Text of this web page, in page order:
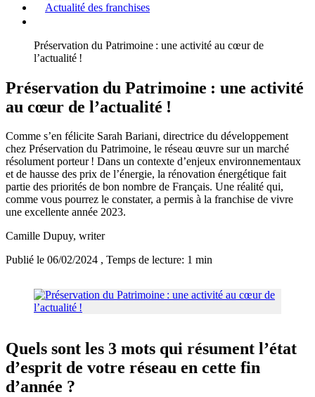
Actualité des franchises
Préservation du Patrimoine : une activité au cœur de
l’actualité !
Préservation du Patrimoine : une activité
au cœur de l’actualité !
Comme s’en félicite Sarah Bariani, directrice du développement
chez Préservation du Patrimoine, le réseau œuvre sur un marché
résolument porteur ! Dans un contexte d’enjeux environnementaux
et de hausse des prix de l’énergie, la rénovation énergétique fait
partie des priorités de bon nombre de Français. Une réalité qui,
comme vous pourrez le constater, a permis à la franchise de vivre
une excellente année 2023.
Camille Dupuy, writer
Publié le 06/02/2024 , Temps de lecture: 1 min
Quels sont les 3 mots qui résument l’état
d’esprit de votre réseau en cette fin
d’année ?